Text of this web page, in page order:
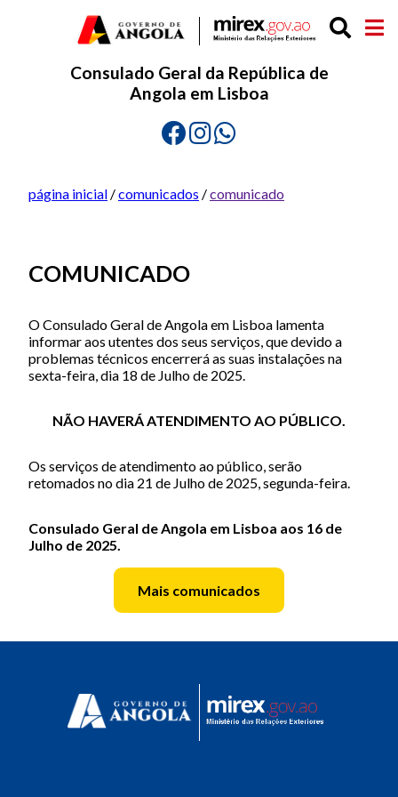
Consulado Geral da República de
Angola em Lisboa
página inicial /comunicados /comunicado
COMUNICADO
O Consulado Geral de Angola em Lisboa lamenta
informar aos utentes dos seus serviços, que devido a
problemas técnicos encerrerá as suas instalações na
sexta-feira, dia 18 de Julho de 2025.
NÃO HAVERÁ ATENDIMENTO AO PÚBLICO.
Os serviços de atendimento ao público, serão
retomados no dia 21 de Julho de 2025, segunda-feira.
Consulado Geral de Angola em Lisboa aos 16 de
Julho de 2025.
Mais comunicados